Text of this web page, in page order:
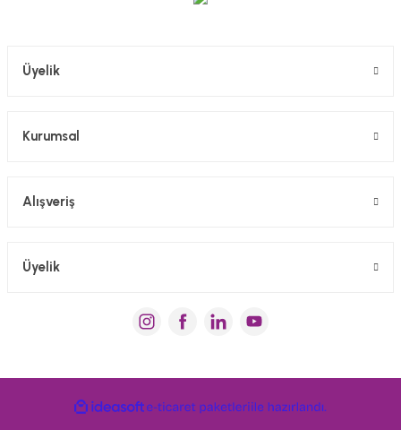
Üyelik
Kurumsal
Alışveriş
Üyelik
ideasoft
e-
ile